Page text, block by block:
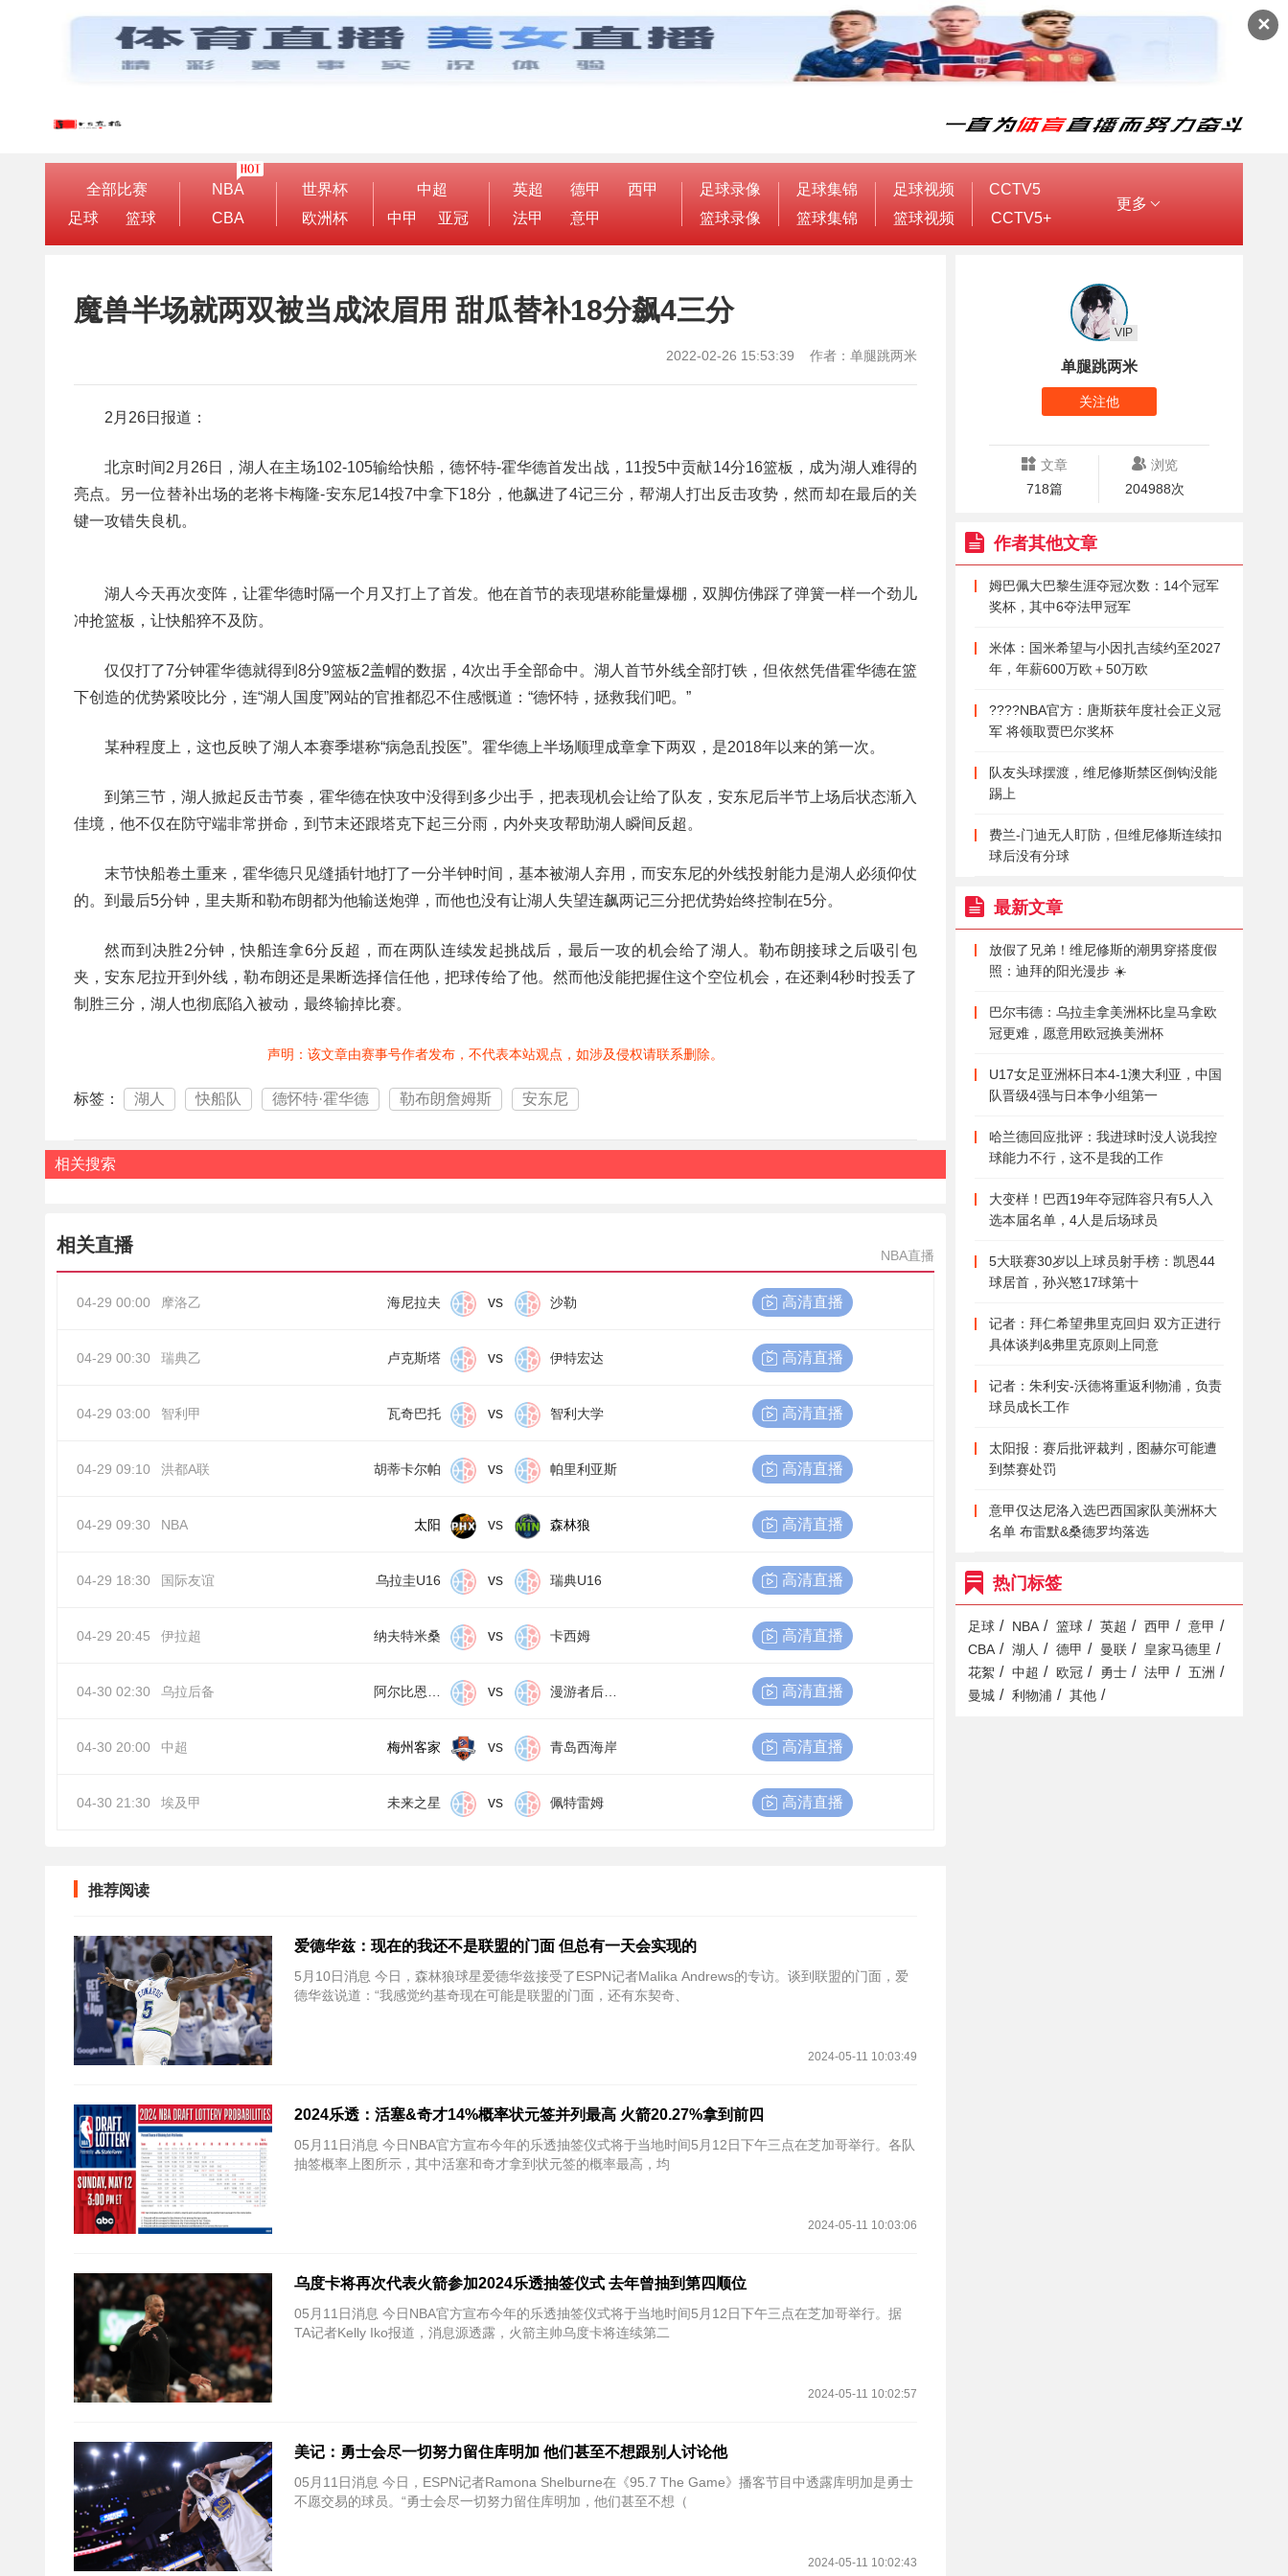
✕
全部比赛
足球
篮球
NBA
CBA
世界杯
欧洲杯
中超
中甲
亚冠
英超 德甲
西甲
法甲
意甲
足球录像
篮球录像
足球集锦
篮球集锦
足球视频
篮球视频
CCTV5
CCTV5+
更多
魔兽半场就两双被当成浓眉用 甜瓜替补18分飙4三分
2022-02-26 15:53:39 作者：单腿跳两米
2月26日报道：
北京时间2月26日，湖人在主场102-105输给快船，德怀特-霍华德首发出战，11投5中贡献14分16篮板，成为湖人难得的
亮点。另一位替补出场的老将卡梅隆-安东尼14投7中拿下18分，他飙进了4记三分，帮湖人打出反击攻势，然而却在最后的关
键一攻错失良机。
湖人今天再次变阵，让霍华德时隔一个月又打上了首发。他在首节的表现堪称能量爆棚，双脚仿佛踩了弹簧一样一个劲儿
冲抢篮板，让快船猝不及防。
仅仅打了7分钟霍华德就得到8分9篮板2盖帽的数据，4次出手全部命中。湖人首节外线全部打铁，但依然凭借霍华德在篮
下创造的优势紧咬比分，连“湖人国度”网站的官推都忍不住感慨道：“德怀特，拯救我们吧。”
某种程度上，这也反映了湖人本赛季堪称“病急乱投医”。霍华德上半场顺理成章拿下两双，是2018年以来的第一次。
到第三节，湖人掀起反击节奏，霍华德在快攻中没得到多少出手，把表现机会让给了队友，安东尼后半节上场后状态渐入
佳境，他不仅在防守端非常拼命，到节末还跟塔克下起三分雨，内外夹攻帮助湖人瞬间反超。
末节快船卷土重来，霍华德只见缝插针地打了一分半钟时间，基本被湖人弃用，而安东尼的外线投射能力是湖人必须仰仗
的。到最后5分钟，里夫斯和勒布朗都为他输送炮弹，而他也没有让湖人失望连飙两记三分把优势始终控制在5分。
然而到决胜2分钟，快船连拿6分反超，而在两队连续发起挑战后，最后一攻的机会给了湖人。勒布朗接球之后吸引包
夹，安东尼拉开到外线，勒布朗还是果断选择信任他，把球传给了他。然而他没能把握住这个空位机会，在还剩4秒时投丢了
制胜三分，湖人也彻底陷入被动，最终输掉比赛。
声明：该文章由赛事号作者发布，不代表本站观点，如涉及侵权请联系删除。
标签： 湖人 快船队 德怀特·霍华德 勒布朗詹姆斯 安东尼
相关搜索
相关直播 NBA直播
04-29 00:00 摩洛乙 海尼拉夫 vs 沙勒 高清直播
04-29 00:30 瑞典乙 卢克斯塔 vs 伊特宏达 高清直播
04-29 03:00 智利甲 瓦奇巴托 vs 智利大学 高清直播
04-29 09:10 洪都A联 胡蒂卡尔帕 vs 帕里利亚斯 高清直播
04-29 09:30 NBA 太阳 vs 森林狼 高清直播
04-29 18:30 国际友谊 乌拉圭U16 vs 瑞典U16 高清直播
04-29 20:45 伊拉超 纳夫特米桑 vs 卡西姆 高清直播
04-30 02:30 乌拉后备 vs 高清直播
04-30 20:00 中超 梅州客家 vs 青岛西海岸 高清直播
04-30 21:30 埃及甲 未来之星 vs 佩特雷姆 高清直播
推荐阅读
爱德华兹：现在的我还不是联盟的门面 但总有一天会实现的
5月10日消息 今日，森林狼球星爱德华兹接受了ESPN记者Malika Andrews的专访。谈到联盟的门面，爱
德华兹说道：“我感觉约基奇现在可能是联盟的门面，还有东契奇、
2024-05-11 10:03:49
2024乐透：活塞&奇才14%概率状元签并列最高 火箭20.27%拿到前四
05月11日消息 今日NBA官方宣布今年的乐透抽签仪式将于当地时间5月12日下午三点在芝加哥举行。各队
抽签概率上图所示，其中活塞和奇才拿到状元签的概率最高，均
2024-05-11 10:03:06
乌度卡将再次代表火箭参加2024乐透抽签仪式 去年曾抽到第四顺位
05月11日消息 今日NBA官方宣布今年的乐透抽签仪式将于当地时间5月12日下午三点在芝加哥举行。据
TA记者Kelly Iko报道，消息源透露，火箭主帅乌度卡将连续第二
2024-05-11 10:02:57
美记：勇士会尽一切努力留住库明加 他们甚至不想跟别人讨论他
05月11日消息 今日，ESPN记者Ramona Shelburne在《95.7 The Game》播客节目中透露库明加是勇士
不愿交易的球员。“勇士会尽一切努力留住库明加，他们甚至不想（
2024-05-11 10:02:43
单腿跳两米
VIP
关注他
文章
718篇
浏览
204988次
作者其他文章
姆巴佩大巴黎生涯夺冠次数：14个冠军
奖杯，其中6夺法甲冠军
米体：国米希望与小因扎吉续约至2027
年，年薪600万欧＋50万欧
????NBA官方：唐斯获年度社会正义冠
军 将领取贾巴尔奖杯
队友头球摆渡，维尼修斯禁区倒钩没能
踢上
费兰-门迪无人盯防，但维尼修斯连续扣
球后没有分球
最新文章
放假了兄弟！维尼修斯的潮男穿搭度假
照：迪拜的阳光漫步 ☀️
巴尔韦德：乌拉圭拿美洲杯比皇马拿欧
冠更难，愿意用欧冠换美洲杯
U17女足亚洲杯日本4-1澳大利亚，中国
队晋级4强与日本争小组第一
哈兰德回应批评：我进球时没人说我控
球能力不行，这不是我的工作
大变样！巴西19年夺冠阵容只有5人入
选本届名单，4人是后场球员
5大联赛30岁以上球员射手榜：凯恩44
球居首，孙兴慜17球第十
记者：拜仁希望弗里克回归 双方正进行
具体谈判&弗里克原则上同意
记者：朱利安-沃德将重返利物浦，负责
球员成长工作
太阳报：赛后批评裁判，图赫尔可能遭
到禁赛处罚
意甲仅达尼洛入选巴西国家队美洲杯大
名单 布雷默&桑德罗均落选
热门标签
足球 / NBA / 篮球 / 英超 / 西甲 / 意甲 /
CBA / 湖人 / 德甲 / 曼联 / 皇家马德里 /
花絮 / 中超 / 欧冠 / 勇士 / 法甲 / 五洲 /
曼城 / 利物浦 / 其他 /